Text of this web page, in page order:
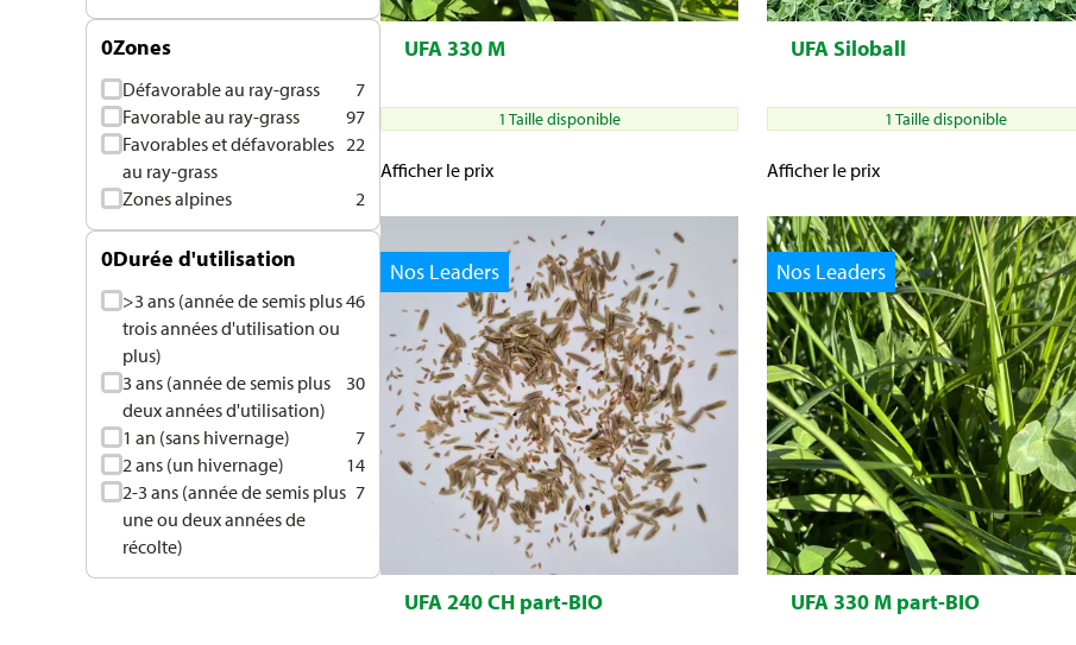
0Zones
Défavorable au ray-grass
7
Favorable au ray-grass
97
Favorables et défavorables
au ray-grass
22
Zones alpines 2
0Durée d'utilisation
>3 ans (année de semis plus
trois années d'utilisation ou
plus)
46
3 ans (année de semis plus
deux années d'utilisation)
30
1 an (sans hivernage)
7
2 ans (un hivernage)
14
2-3 ans (année de semis plus
une ou deux années de
récolte)
7
UFA 330 M
1 Taille disponible
Afficher le prix
UFA Siloball
1 Taille disponible
Afficher le prix
Nos Leaders
UFA 240 CH part-BIO
Nos Leaders
UFA 330 M part-BIO